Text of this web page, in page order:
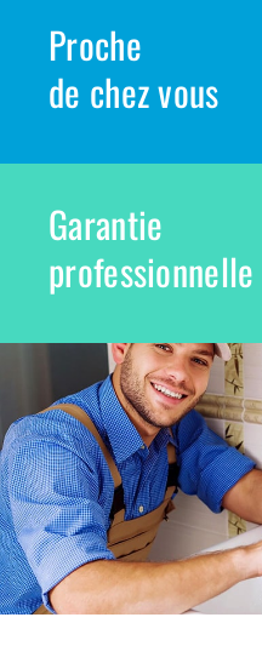
Proche
de chez vous
Garantie
professionnelle